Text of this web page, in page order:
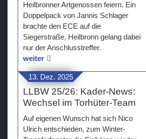
Heilbronner Artgenossen feiern. Ein
Doppelpack von Jannis Schlager
brachte den ECE auf die
Siegerstraße, Heilbronn gelang dabei
nur der Anschlusstreffer.
weiter
13. Dez. 2025
LLBW 25/26: Kader-News:
Wechsel im Torhüter-Team
Auf eigenen Wunsch hat sich Nico
Ulrich entschieden, zum Winter-